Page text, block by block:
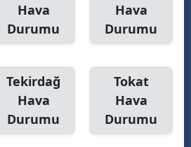
Hava
Durumu
Hava
Durumu
Tekirdağ
Hava
Durumu
Tokat
Hava
Durumu